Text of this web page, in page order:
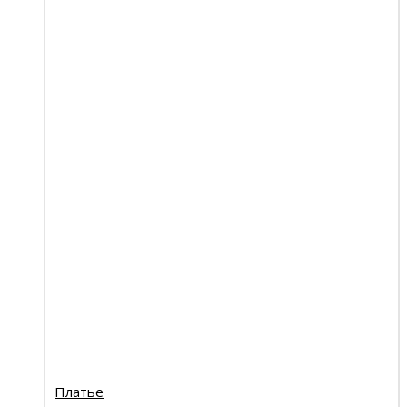
Платье